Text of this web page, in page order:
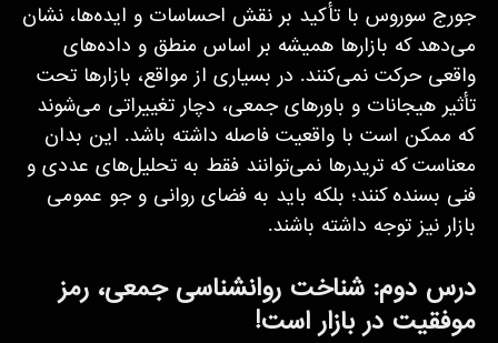
جورج سوروس با تأکید بر نقش احساسات و ایده‌ها، نشان
می‌دهد که بازارها همیشه بر اساس منطق و داده‌های
واقعی حرکت نمی‌کنند. در بسیاری از مواقع، بازارها تحت
تأثیر هیجانات و باورهای جمعی، دچار تغییراتی می‌شوند
که ممکن است با واقعیت فاصله داشته باشد. این بدان
معناست که تریدرها نمی‌توانند فقط به تحلیل‌های عددی و
فنی بسنده کنند؛ بلکه باید به فضای روانی و جو عمومی
بازار نیز توجه داشته باشند.
درس دوم: شناخت روانشناسی جمعی، رمز
موفقیت در بازار است!